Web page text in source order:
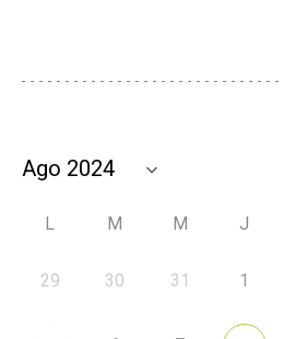
L M M J
29 30 31 1